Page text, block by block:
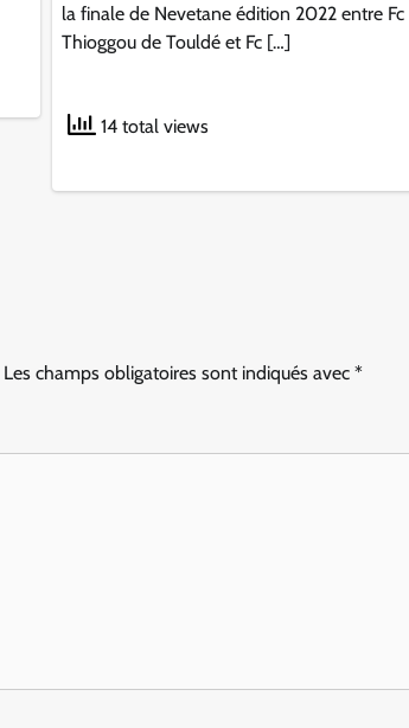
la finale de Nevetane édition 2022 entre Fc
Thioggou de Touldé et Fc […]
14 total views
Les champs obligatoires sont indiqués avec *